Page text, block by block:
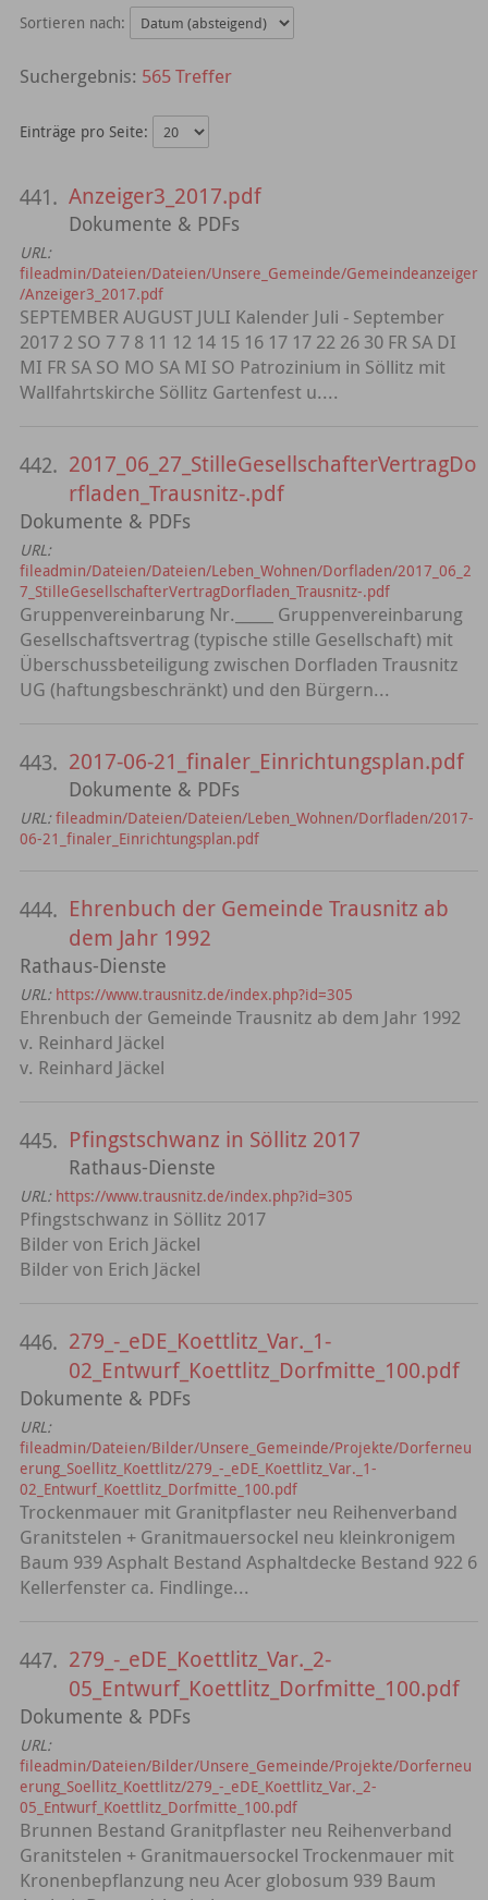
Sortieren nach:
565 Treffer
Einträge pro Seite:
441. Anzeiger3_2017.pdf
Dokumente & PDFs
URL:
fileadmin/Dateien/Dateien/Unsere_Gemeinde/Gemeindeanzeiger
/Anzeiger3_2017.pdf
SEPTEMBER AUGUST JULI Kalender Juli - September
2017 2 SO 7 7 8 11 12 14 15 16 17 17 22 26 30 FR SA DI
MI FR SA SO MO SA MI SO Patrozinium in Söllitz mit
Wallfahrtskirche Söllitz Gartenfest u....
442. 2017_06_27_StilleGesellschafterVertragDo
rfladen_Trausnitz-.pdf
Dokumente & PDFs
URL:
fileadmin/Dateien/Dateien/Leben_Wohnen/Dorfladen/2017_06_2
7_StilleGesellschafterVertragDorfladen_Trausnitz-.pdf
Gruppenvereinbarung Nr._____ Gruppenvereinbarung
Gesellschaftsvertrag (typische stille Gesellschaft) mit
Überschussbeteiligung zwischen Dorfladen Trausnitz
UG (haftungsbeschränkt) und den Bürgern...
443. 2017-06-21_finaler_Einrichtungsplan.pdf
Dokumente & PDFs
URL: fileadmin/Dateien/Dateien/Leben_Wohnen/Dorfladen/2017-
06-21_finaler_Einrichtungsplan.pdf
444. Ehrenbuch der Gemeinde Trausnitz ab
dem Jahr 1992
Rathaus-Dienste
URL: https://www.trausnitz.de/index.php?id=305
Ehrenbuch der Gemeinde Trausnitz ab dem Jahr 1992
v. Reinhard Jäckel
v. Reinhard Jäckel
445. Pfingstschwanz in Söllitz 2017
Rathaus-Dienste
URL: https://www.trausnitz.de/index.php?id=305
Pfingstschwanz in Söllitz 2017
Bilder von Erich Jäckel
Bilder von Erich Jäckel
446. 279_-_eDE_Koettlitz_Var._1-
02_Entwurf_Koettlitz_Dorfmitte_100.pdf
Dokumente & PDFs
URL:
fileadmin/Dateien/Bilder/Unsere_Gemeinde/Projekte/Dorferneu
erung_Soellitz_Koettlitz/279_-_eDE_Koettlitz_Var._1-
02_Entwurf_Koettlitz_Dorfmitte_100.pdf
Trockenmauer mit Granitpflaster neu Reihenverband
Granitstelen + Granitmauersockel neu kleinkronigem
Baum 939 Asphalt Bestand Asphaltdecke Bestand 922 6
Kellerfenster ca. Findlinge...
447. 279_-_eDE_Koettlitz_Var._2-
05_Entwurf_Koettlitz_Dorfmitte_100.pdf
Dokumente & PDFs
URL:
fileadmin/Dateien/Bilder/Unsere_Gemeinde/Projekte/Dorferneu
erung_Soellitz_Koettlitz/279_-_eDE_Koettlitz_Var._2-
05_Entwurf_Koettlitz_Dorfmitte_100.pdf
Brunnen Bestand Granitpflaster neu Reihenverband
Granitstelen + Granitmauersockel Trockenmauer mit
Kronenbepflanzung neu Acer globosum 939 Baum